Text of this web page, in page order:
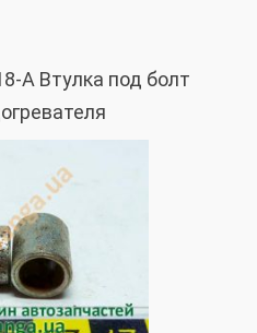
А Втулка под болт